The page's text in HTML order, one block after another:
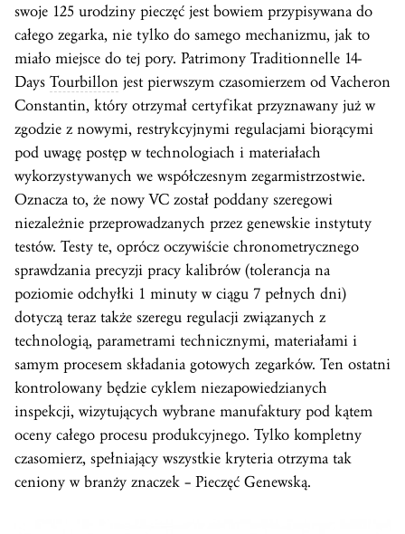
swoje 125 urodziny pieczęć jest bowiem przypisywana do
całego zegarka, nie tylko do samego mechanizmu, jak to
miało miejsce do tej pory. Patrimony Traditionnelle 14-
Days Tourbillon jest pierwszym czasomierzem od Vacheron
Constantin, który otrzymał certyfikat przyznawany już w
zgodzie z nowymi, restrykcyjnymi regulacjami biorącymi
pod uwagę postęp w technologiach i materiałach
wykorzystywanych we współczesnym zegarmistrzostwie.
Oznacza to, że nowy VC został poddany szeregowi
niezależnie przeprowadzanych przez genewskie instytuty
testów. Testy te, oprócz oczywiście chronometrycznego
sprawdzania precyzji pracy kalibrów (tolerancja na
poziomie odchyłki 1 minuty w ciągu 7 pełnych dni)
dotyczą teraz także szeregu regulacji związanych z
technologią, parametrami technicznymi, materiałami i
samym procesem składania gotowych zegarków. Ten ostatni
kontrolowany będzie cyklem niezapowiedzianych
inspekcji, wizytujących wybrane manufaktury pod kątem
oceny całego procesu produkcyjnego. Tylko kompletny
czasomierz, spełniający wszystkie kryteria otrzyma tak
ceniony w branży znaczek – Pieczęć Genewską.